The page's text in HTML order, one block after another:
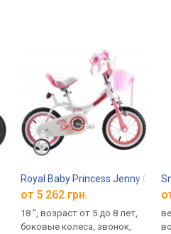
Royal Baby Princess Jenny Girl
от 5 262 грн.
18 ", возраст от 5 до 8 лет,
боковые колеса, звонок,